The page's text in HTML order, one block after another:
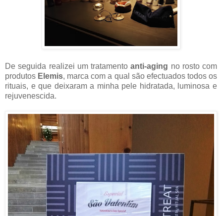
De seguida realizei um tratamentoanti-aging no rosto com
produtos Elemis, marca com a qual são efectuados todos os
rituais, e que deixaram a minha pele hidratada, luminosa e
rejuvenescida.